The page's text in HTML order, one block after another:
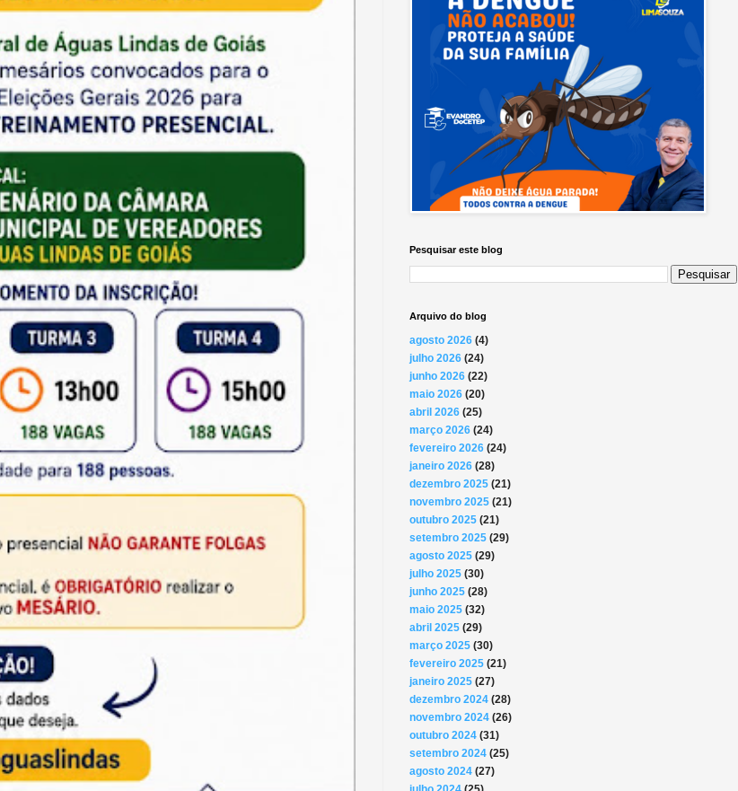
Pesquisar este blog
Arquivo do blog
agosto 2026 (4)
julho 2026 (24)
junho 2026 (22)
maio 2026 (20)
abril 2026 (25)
março 2026 (24)
fevereiro 2026 (24)
janeiro 2026 (28)
dezembro 2025 (21)
novembro 2025 (21)
outubro 2025 (21)
setembro 2025 (29)
agosto 2025 (29)
julho 2025 (30)
junho 2025 (28)
maio 2025 (32)
abril 2025 (29)
março 2025 (30)
fevereiro 2025 (21)
janeiro 2025 (27)
dezembro 2024 (28)
novembro 2024 (26)
outubro 2024 (31)
setembro 2024 (25)
agosto 2024 (27)